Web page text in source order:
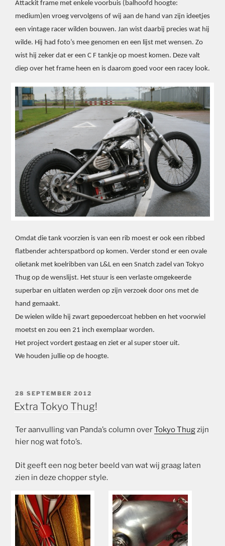
Attackit frame met enkele voorbuis (balhoofd hoogte:
medium)en vroeg vervolgens of wij aan de hand van zijn ideetjes
een vintage racer wilden bouwen. Jan wist daarbij precies wat hij
wilde. Hij had foto’s mee genomen en een lijst met wensen. Zo
wist hij zeker dat er een C F tankje op moest komen. Deze valt
diep over het frame heen en is daarom goed voor een racey look.
Omdat die tank voorzien is van een rib moest er ook een ribbed
flatbender achterspatbord op komen. Verder stond er een ovale
olietank met koelribben van L&L en een Snatch zadel van Tokyo
Thug op de wenslijst. Het stuur is een verlaste omgekeerde
superbar en uitlaten werden op zijn verzoek door ons met de
hand gemaakt.
De wielen wilde hij zwart gepoedercoat hebben en het voorwiel
moetst en zou een 21 inch exemplaar worden.
Het project vordert gestaag en ziet er al super stoer uit.
We houden jullie op de hoogte.
GEPLAATST
OP
28 SEPTEMBER 2012
Extra Tokyo Thug!
Ter aanvulling van Panda’s column overTokyo Thugzijn
hier nog wat foto’s.
Dit geeft een nog beter beeld van wat wij graag laten
zien in deze chopper style.